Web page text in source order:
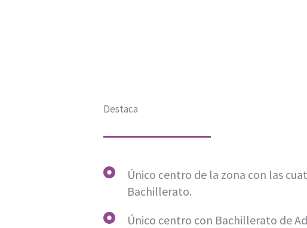
Destaca
Único centro de la zona con las
Bachillerato.
Único centro con Bachillerato de